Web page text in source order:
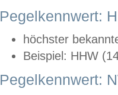
Pegelkennwert:
höchster
Beispiel: HHW
Pegelkennwert: